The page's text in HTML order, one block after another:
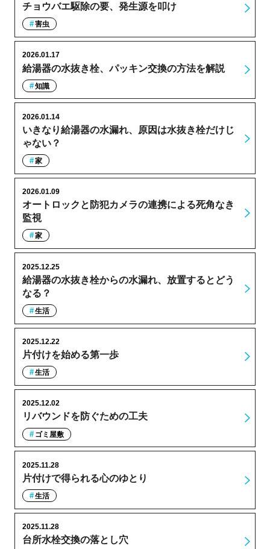
チョウバエ駆除の要、発生源を叩け
害虫
給湯器の水抜き栓、パッキン交換の方法を解説
2026.01.17
知識
いきなり給湯器の水漏れ、原因は水抜き栓だけじ
ゃない？
2026.01.14
家
オートロックと防犯カメラの連携による死角なき
監視
2026.01.09
家
給湯器の水抜き栓からの水漏れ、放置するとどう
なる？
2025.12.25
生活
片付けを始める第一歩
2025.12.22
生活
リバウンドを防ぐための工夫
2025.12.02
ゴミ屋敷
片付けで得られる心のゆとり
2025.11.28
生活
台所水栓交換の落とし穴
2025.11.28